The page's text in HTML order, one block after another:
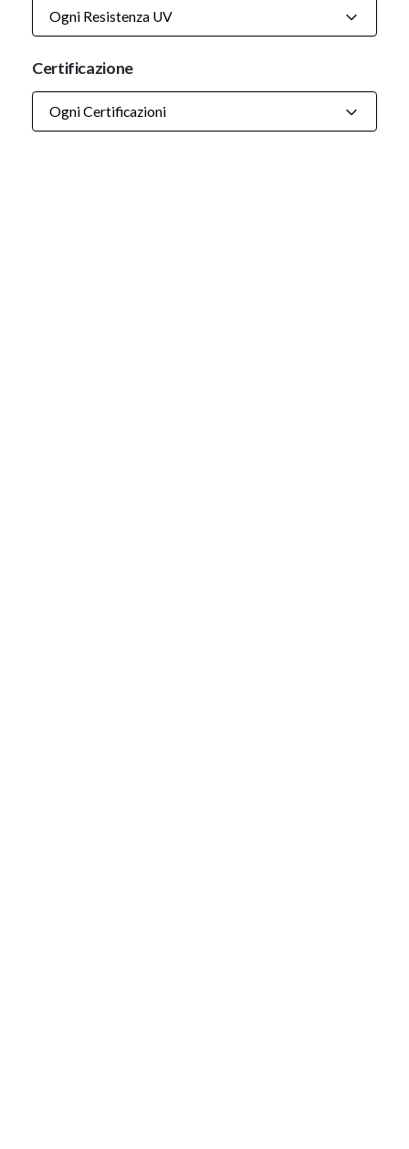
Ogni Resistenza UV
Certificazione
Ogni Certificazioni